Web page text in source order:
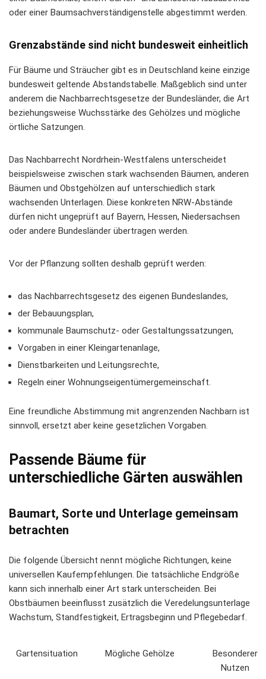
oder einer Baumsachverständigenstelle abgestimmt werden.
Grenzabstände sind nicht bundesweit einheitlich
Für Bäume und Sträucher gibt es in Deutschland keine einzige
bundesweit geltende Abstandstabelle. Maßgeblich sind unter
anderem die Nachbarrechtsgesetze der Bundesländer, die Art
beziehungsweise Wuchsstärke des Gehölzes und mögliche
örtliche Satzungen.
Das Nachbarrecht Nordrhein-Westfalens unterscheidet
beispielsweise zwischen stark wachsenden Bäumen, anderen
Bäumen und Obstgehölzen auf unterschiedlich stark
wachsenden Unterlagen. Diese konkreten NRW-Abstände
dürfen nicht ungeprüft auf Bayern, Hessen, Niedersachsen
oder andere Bundesländer übertragen werden.
Vor der Pflanzung sollten deshalb geprüft werden:
das Nachbarrechtsgesetz des eigenen Bundeslandes,
der Bebauungsplan,
kommunale Baumschutz- oder Gestaltungssatzungen,
Vorgaben in einer Kleingartenanlage,
Dienstbarkeiten und Leitungsrechte,
Regeln einer Wohnungseigentümergemeinschaft.
Eine freundliche Abstimmung mit angrenzenden Nachbarn ist
sinnvoll, ersetzt aber keine gesetzlichen Vorgaben.
Passende Bäume für
unterschiedliche Gärten auswählen
Baumart, Sorte und Unterlage gemeinsam
betrachten
Die folgende Übersicht nennt mögliche Richtungen, keine
universellen Kaufempfehlungen. Die tatsächliche Endgröße
kann sich innerhalb einer Art stark unterscheiden. Bei
Obstbäumen beeinflusst zusätzlich die Veredelungsunterlage
Wachstum, Standfestigkeit, Ertragsbeginn und Pflegebedarf.
Gartensituation Mögliche Gehölze
Besonderer
Nutzen